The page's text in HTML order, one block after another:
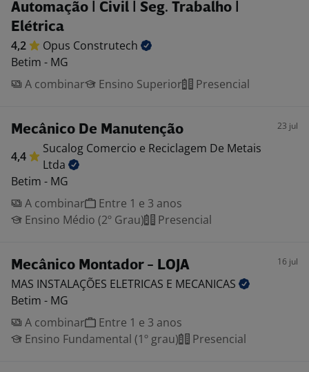
Automação | Civil | Seg. Trabalho |
Elétrica
4,2 Opus Construtech
Betim - MG
A combinar
Ensino Superior Presencial
Mecânico De Manutenção 23 jul
4,4
Sucalog Comercio e Reciclagem De Metais
Ltda
Betim - MG
A combinar
Entre 1 e 3 anos
Ensino Médio (2º Grau)
Presencial
Mecânico Montador - LOJA 16 jul
MAS INSTALAÇÕES ELETRICAS E MECANICAS
Betim - MG
A combinar
Entre 1 e 3 anos
Ensino Fundamental (1º grau)
Presencial